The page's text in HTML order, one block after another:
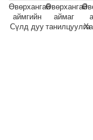
Өвөрхангай
аймгийн
Сүлд дуу
Өвөрхангай
аймаг
танилцуулга